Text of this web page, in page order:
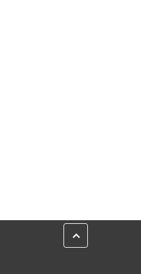
Zpět na začátek